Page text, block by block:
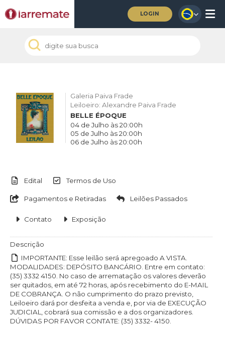
LOGIN
Galeria Paiva Frade
Leiloeiro: Alexandre Paiva Frade
BELLE ÉPOQUE
04 de Julho às 20:00h
05 de Julho às 20:00h
06 de Julho às 20:00h
Edital Termos de Uso
Pagamentos e Retiradas Leilões Passados
Contato Exposição
Descrição
IMPORTANTE: Esse leilão será apregoado A VISTA.
MODALIDADES: DEPÓSITO BANCÁRIO. Entre em contato:
(35) 3332 4150. No caso de arrematação os valores deverão
ser quitados, em até 72 horas, após recebimento do E-MAIL
DE COBRANÇA. O não cumprimento do prazo previsto,
Leiloeiro dará por desfeita a venda e, por via de EXECUÇÃO
JUDICIAL, cobrará sua comissão e a dos organizadores.
DÚVIDAS POR FAVOR CONTATE: (35) 3332- 4150.